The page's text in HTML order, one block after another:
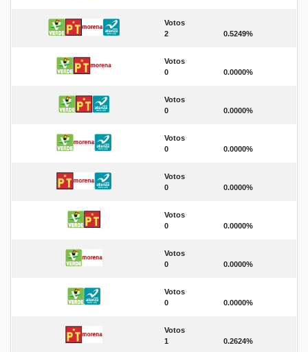
Votos
2
0.5249%
Votos
0
0.0000%
Votos
0
0.0000%
Votos
0
0.0000%
Votos
0
0.0000%
Votos
0
0.0000%
Votos
0
0.0000%
Votos
0
0.0000%
Votos
1
0.2624%